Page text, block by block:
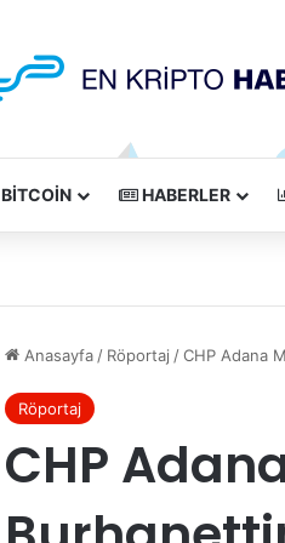
BITCOIN HABERLER
Anasayfa / Röportaj /CHP Adana
Röportaj
CHP